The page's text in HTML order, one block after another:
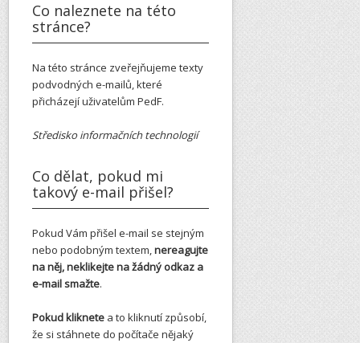
Co naleznete na této
stránce?
Na této stránce zveřejňujeme texty
podvodných e-mailů, které
přicházejí uživatelům PedF.
Středisko informačních technologií
Co dělat, pokud mi
takový e-mail přišel?
Pokud Vám přišel e-mail se stejným
nebo podobným textem,nereagujte
na něj, neklikejte na žádný odkaz a
e-mail smažte.
Pokud kliknete a to kliknutí způsobí,
že si stáhnete do počítače nějaký